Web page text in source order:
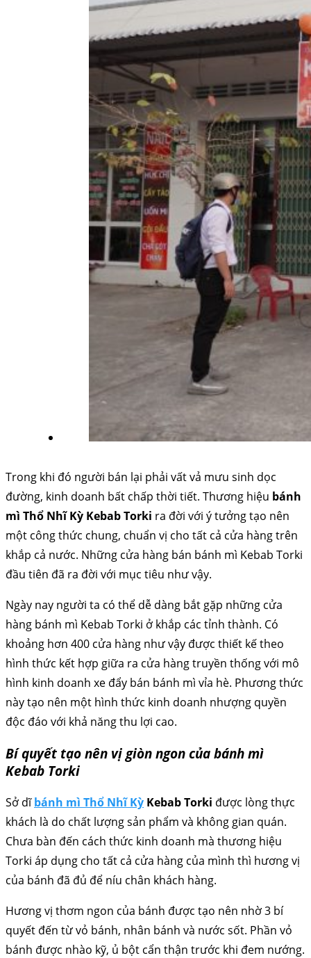
Trong khi đó người bán lại phải vất vả mưu sinh dọc
đường, kinh doanh bất chấp thời tiết. Thương hiệu bánh
mì Thổ Nhĩ Kỳ Kebab Torki ra đời với ý tưởng tạo nên
một công thức chung, chuẩn vị cho tất cả cửa hàng trên
khắp cả nước. Những cửa hàng bán bánh mì Kebab Torki
đầu tiên đã ra đời với mục tiêu như vậy.
Ngày nay người ta có thể dễ dàng bắt gặp những cửa
hàng bánh mì Kebab Torki ở khắp các tỉnh thành. Có
khoảng hơn 400 cửa hàng như vậy được thiết kế theo
hình thức kết hợp giữa ra cửa hàng truyền thống với mô
hình kinh doanh xe đẩy bán bánh mì vỉa hè. Phương thức
này tạo nên một hình thức kinh doanh nhượng quyền
độc đáo với khả năng thu lợi cao.
Bí quyết tạo nên vị giòn ngon của bánh mì
Kebab Torki
Sở dĩ bánh mì Thổ Nhĩ Kỳ Kebab Torki được lòng thực
khách là do chất lượng sản phẩm và không gian quán.
Chưa bàn đến cách thức kinh doanh mà thương hiệu
Torki áp dụng cho tất cả cửa hàng của mình thì hương vị
của bánh đã đủ để níu chân khách hàng.
Hương vị thơm ngon của bánh được tạo nên nhờ 3 bí
quyết đến từ vỏ bánh, nhân bánh và nước sốt. Phần vỏ
bánh được nhào kỹ, ủ bột cẩn thận trước khi đem nướng.